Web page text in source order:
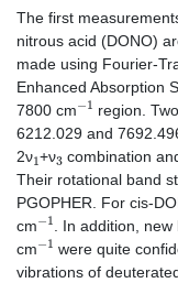
The first
nitrous acid (DONO)
made using Fourier-
Enhanced Absorption
7800 cm−1 region.
6212.029 and
2ν1+ν3combination
Their rotational band
PGOPHER. For cis-
cm −1 . In addition,
cm
1were quite
vibrations of